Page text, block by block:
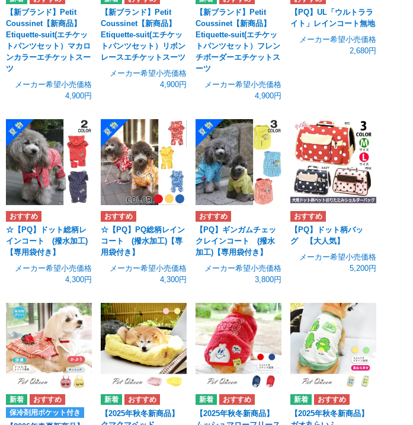
【新ブランド】Petit
Coussinet【新商品】
Etiquette-suit(エチケッ
トパンツセット）マカロ
ンカラーエチケットスー
ツ
メーカー希望小売価格
4,900円
【新ブランド】Petit
Coussinet【新商品】
Etiquette-suit(エチケッ
トパンツセット）リボン
レースエチケットスーツ
メーカー希望小売価格
4,900円
【新ブランド】Petit
Coussinet【新商品】
Etiquette-suit(エチケッ
トパンツセット）フレン
チボーダーエチケットス
ーツ
メーカー希望小売価格
4,900円
【PQ】UL「ウルトララ
イト」レインコート無地
メーカー希望小売価格
2,680円
☆【PQ】ドット総柄レ
インコート (撥水加工)
【専用袋付き】
メーカー希望小売価格
4,300円
☆【PQ】PQ総柄レイン
コート (撥水加工)【専
用袋付き】
メーカー希望小売価格
4,300円
【PQ】ギンガムチェッ
クレインコート (撥水
加工)【専用袋付き】
メーカー希望小売価格
3,800円
【PQ】ドット柄バッ
グ 【大人気】
メーカー希望小売価格
5,200円
保冷剤用ポケット付き
【2025年秋冬新商品】
【2025年秋冬新商品】
【2025年秋冬新商品】